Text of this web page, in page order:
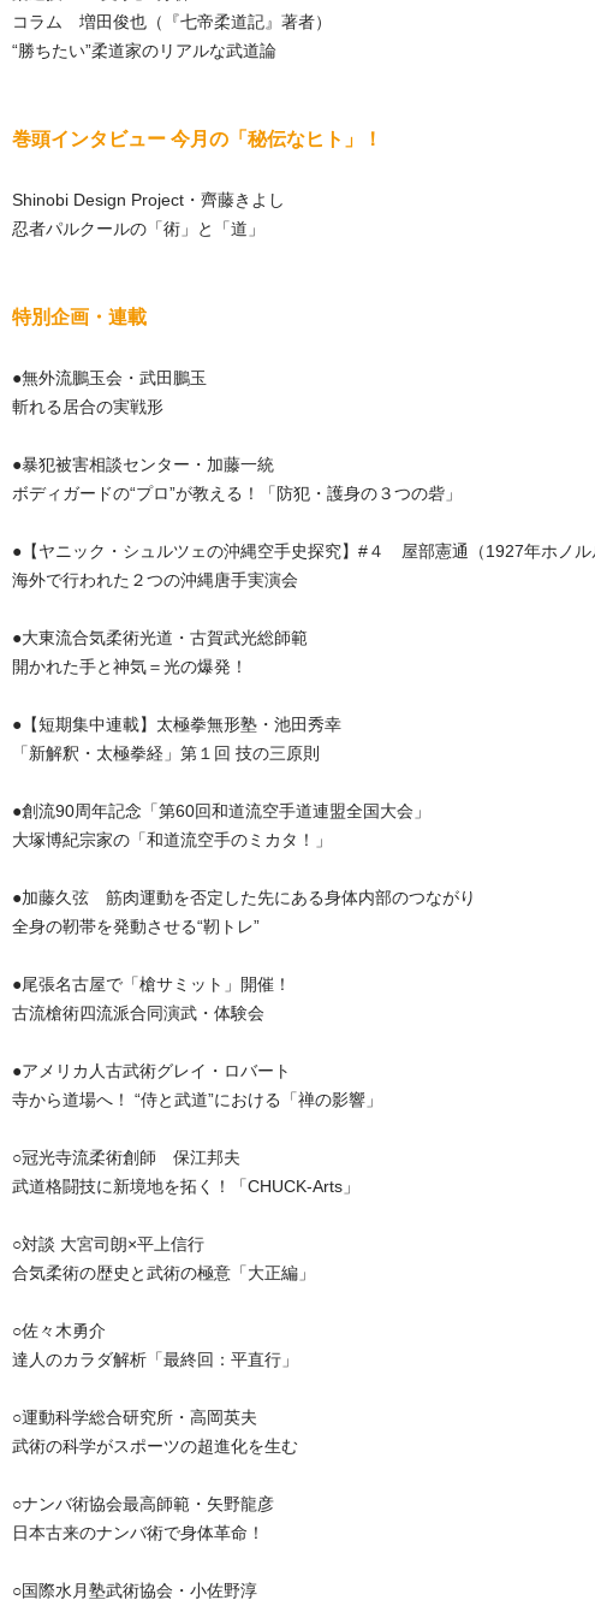
コラム 増田俊也（『七帝柔道記』著者）
“勝ちたい”柔道家のリアルな武道論
巻頭インタビュー 今月の「秘伝なヒト」！
Shinobi Design Project・齊藤きよし
忍者パルクールの「術」と「道」
特別企画・連載
●無外流鵬玉会・武田鵬玉
斬れる居合の実戦形
●暴犯被害相談センター・加藤一統
ボディガードの“プロ”が教える！「防犯・護身の３つの砦」
●【ヤニック・シュルツェの沖縄空手史探究】#４ 屋部憲通（1927年ホノル
海外で行われた２つの沖縄唐手実演会
●大東流合気柔術光道・古賀武光総師範
開かれた手と神気＝光の爆発！
●【短期集中連載】太極拳無形塾・池田秀幸
「新解釈・太極拳経」第１回 技の三原則
●創流90周年記念「第60回和道流空手道連盟全国大会」
大塚博紀宗家の「和道流空手のミカタ！」
●加藤久弦 筋肉運動を否定した先にある身体内部のつながり
全身の靭帯を発動させる“靭トレ”
●尾張名古屋で「槍サミット」開催！
古流槍術四流派合同演武・体験会
●アメリカ人古武術グレイ・ロバート
寺から道場へ！ “侍と武道”における「禅の影響」
○冠光寺流柔術創師 保江邦夫
武道格闘技に新境地を拓く！「CHUCK-Arts」
○対談 大宮司朗×平上信行
合気柔術の歴史と武術の極意「大正編」
○佐々木勇介
達人のカラダ解析「最終回：平直行」
○運動科学総合研究所・高岡英夫
武術の科学がスポーツの超進化を生む
○ナンバ術協会最高師範・矢野龍彦
日本古来のナンバ術で身体革命！
○国際水月塾武術協会・小佐野淳